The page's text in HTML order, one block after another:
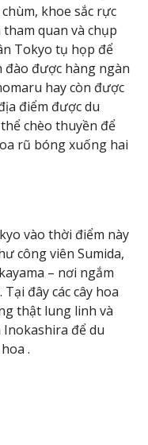
khoe sắc rực
quan và chụp
Tokyo tụ họp để
đào được hàng ngàn
hay còn được
điểm được du
chèo thuyền để
rũ bóng xuống hai
vào thời điểm này
công viên Sumida,
– nơi ngắm
đây các cây hoa
thật lung linh và
Inokashira để du
.